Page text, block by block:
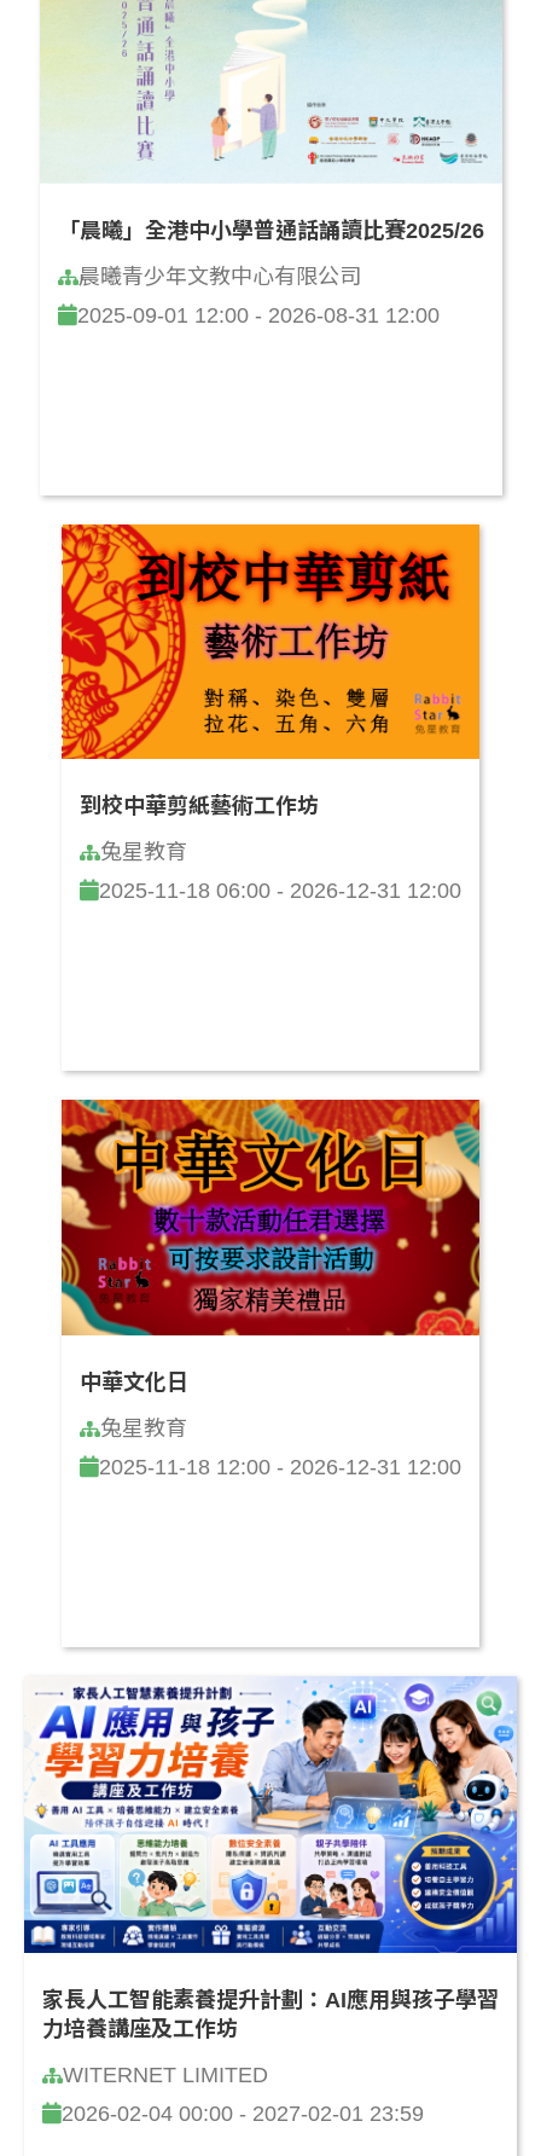
「晨曦」全港中小學普通話誦讀比賽2025/26
晨曦青少年文教中心有限公司
2025-09-01 12:00 - 2026-08-31 12:00
到校中華剪紙藝術工作坊
兔星教育
2025-11-18 06:00 - 2026-12-31 12:00
中華文化日
兔星教育
2025-11-18 12:00 - 2026-12-31 12:00
家長人工智能素養提升計劃：AI應用與孩子學習
力培養講座及工作坊
WITERNET LIMITED
2026-02-04 00:00 - 2027-02-01 23:59